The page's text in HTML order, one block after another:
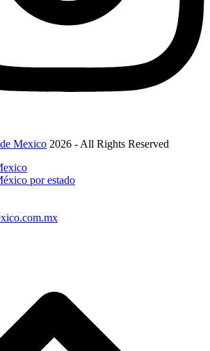
Mexico 2026 - All Rights Reserved
por estado